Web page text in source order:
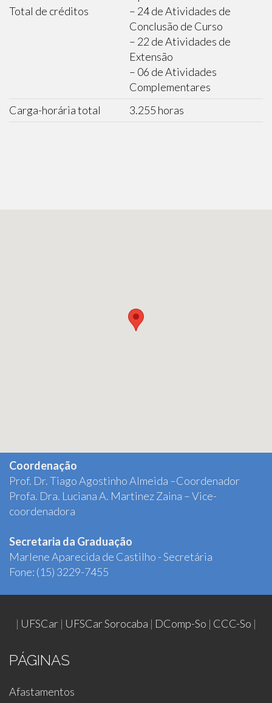
Total de créditos
– 24 de Atividades de
Conclusão de Curso
– 22 de Atividades de
Extensão
– 06 de Atividades
Complementares
Carga-horária total
3.255 horas
Coordenação
Prof. Dr. Tiago Agostinho Almeida –Coordenador
Profa. Dra. Luciana A. Martinez Zaina – Vice-
coordenadora
Secretaria da Graduação
Marlene Aparecida de Castilho - Secretária
Fone: (15) 3229-7455
| UFSCar | UFSCar Sorocaba | DComp-So | CCC-So |
PÁGINAS
Afastamentos